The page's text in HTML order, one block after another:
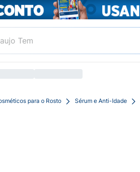
para o Rosto Sérum e Anti-Idade